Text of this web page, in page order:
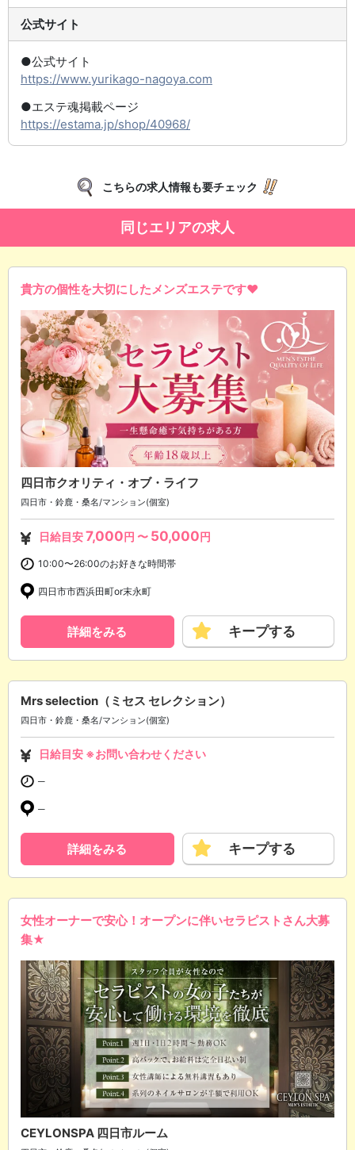
公式サイト
●公式サイト
https://www.yurikago-nagoya.com
●エステ魂掲載ページ
https://estama.jp/shop/40968/
こちらの求人情報も要チェック
同じエリアの求人
貴方の個性を大切にしたメンズエステです❤️
四日市クオリティ・オブ・ライフ
四日市・鈴鹿・桑名/マンション(個室)
日給目安7,000円 〜 50,000円
10:00〜26:00のお好きな時間帯
四日市市西浜田町or末永町
詳細をみる キープする
Mrs selection（ミセス セレクション）
四日市・鈴鹿・桑名/マンション(個室)
日給目安 ※お問い合わせください
─
─
詳細をみる キープする
女性オーナーで安心！オープンに伴いセラピストさん大募
集★
CEYLONSPA 四日市ルーム